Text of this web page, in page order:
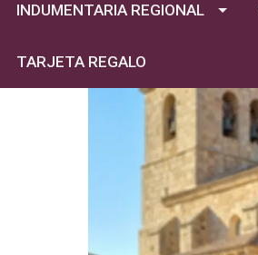
INDUMENTARIA REGIONAL
TARJETA REGALO